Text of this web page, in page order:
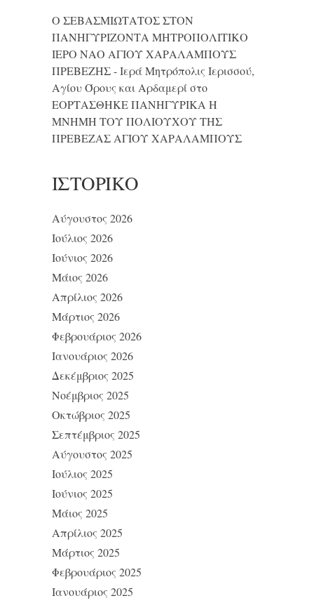
Ο ΣΕΒΑΣΜΙΩΤΑΤΟΣ ΣΤΟΝ
ΠΑΝΗΓΥΡΙΖΟΝΤΑ ΜΗΤΡΟΠΟΛΙΤΙΚΟ
ΙΕΡΟ ΝΑΟ ΑΓΙΟΥ ΧΑΡΑΛΑΜΠΟΥΣ
ΠΡΕΒΕΖΗΣ - Ιερά Μητρόπολις Ιερισσού,
Αγίου Όρους και Αρδαμερίστο
ΕΟΡΤΑΣΘΗΚΕ ΠΑΝΗΓΥΡΙΚΑ Η
ΜΝΗΜΗ ΤΟΥ ΠΟΛΙΟΥΧΟΥ ΤΗΣ
ΠΡΕΒΕΖΑΣ ΑΓΙΟΥ ΧΑΡΑΛΑΜΠΟΥΣ
ΙΣΤΟΡΙΚΌ
Αύγουστος 2026
Ιούλιος 2026
Ιούνιος 2026
Μάιος 2026
Απρίλιος 2026
Μάρτιος 2026
Φεβρουάριος 2026
Ιανουάριος 2026
Δεκέμβριος 2025
Νοέμβριος 2025
Οκτώβριος 2025
Σεπτέμβριος 2025
Αύγουστος 2025
Ιούλιος 2025
Ιούνιος 2025
Μάιος 2025
Απρίλιος 2025
Μάρτιος 2025
Φεβρουάριος 2025
Ιανουάριος 2025